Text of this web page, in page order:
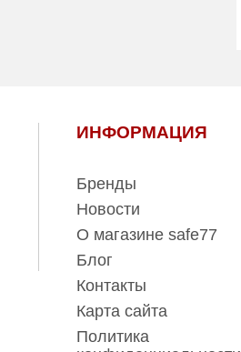
ИНФОРМАЦИЯ
Бренды
Новости
О магазине safe77
Блог
Контакты
Карта сайта
Политика